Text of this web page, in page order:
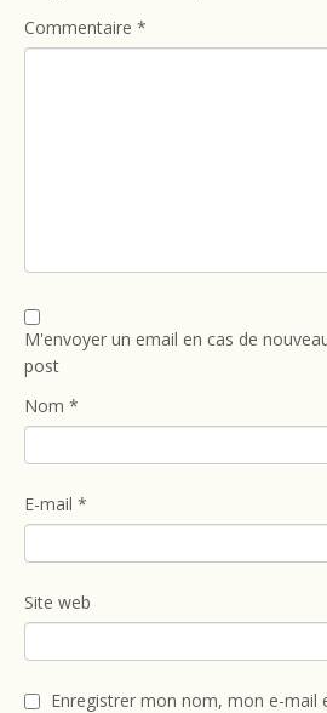
Commentaire *
M'envoyer un email en cas de
post
Nom *
E-mail *
Site web
Enregistrer mon nom, mon e-mail